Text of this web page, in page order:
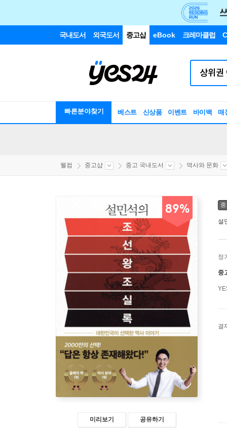
국내도서 외국도서 중고샵 eBook 크레마클럽
빠른분야찾기 베스트 신상품 이벤트 바이백 매
웰컴 중고샵 중고 국내도서 역사와 문화
89%
미리보기 공유하기
설
정
중
결